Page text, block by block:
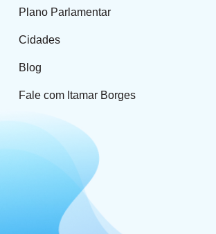
Plano Parlamentar
Cidades
Blog
Fale com Itamar Borges